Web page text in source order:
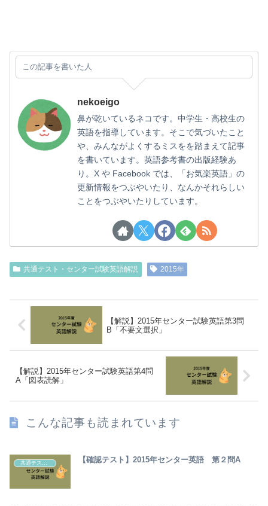
この記事を書いた人
nekoeigo
鼻が乾いているネコです。中学生・高校生の
英語を指導しています。そこで気づいたこと
や、みんながよくするミスをを踏まえて記事
を書いています。英語参考書の出版経験あ
り。X や Facebook では、「お気楽英語」の
更新情報をつぶやいたり、なんかそれらしい
ことをつぶやいたりしています。
共通テスト・センター試験英語解説 2015年
【解説】2015年センター試験英語第3問
B「不要文選択」
【解説】2015年センター試験英語第4問
A「図表読解」
こんな記事も読まれています
【確認テスト】2015年センター英語 第２問A